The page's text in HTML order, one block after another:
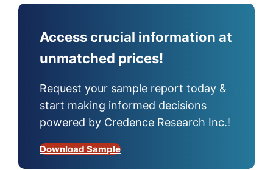
Access crucial information at
unmatched prices!
Request your sample report today &
start making informed decisions
powered by Credence Research Inc.!
Download Sample